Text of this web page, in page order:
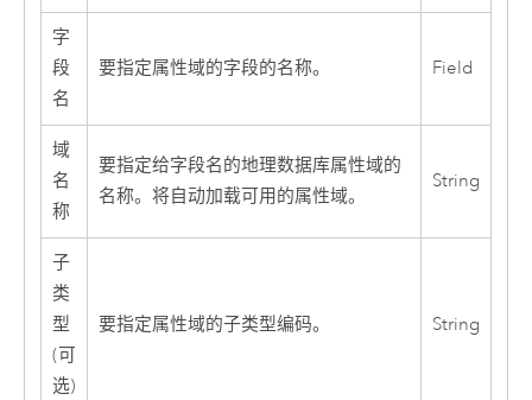
字
段
名
要指定属性域的字段的名称。 Field
域
名
称
要指定给字段名的地理数据库属性域的
名称。将自动加载可用的属性域。
String
子
类
型
(可
选)
要指定属性域的子类型编码。 String